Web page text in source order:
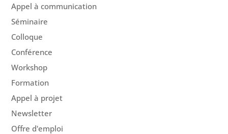
Appel à communication
Séminaire
Colloque
Conférence
Workshop
Formation
Appel à projet
Newsletter
Offre d'emploi